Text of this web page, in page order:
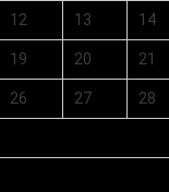
12 13 14
19 20 21
26 27 28